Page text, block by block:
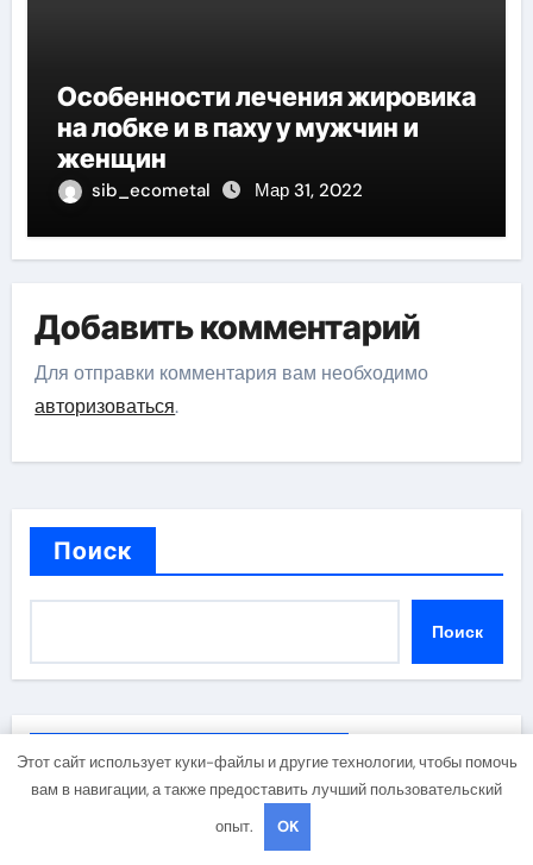
Особенности лечения жировика
на лобке и в паху у мужчин и
женщин
sib_ecometal Мар 31, 2022
Добавить комментарий
Для отправки комментария вам необходимо
авторизоваться.
Поиск
Поиск
Последние публикации
Анализ надежности и удовлетворенности клиентов
страховых компаний за 2026 год
Этот сайт использует куки-файлы и другие технологии, чтобы помочь
вам в навигации, а также предоставить лучший пользовательский
опыт.
OK